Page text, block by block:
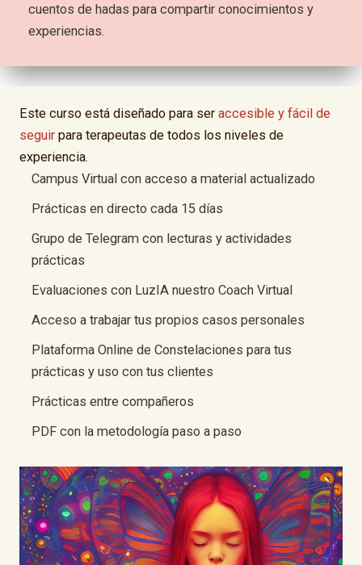
cuentos de hadas para compartir conocimientos y
experiencias.
Este curso está diseñado para seraccesible y fácil de
seguir para terapeutas de todos los niveles de
experiencia.
Campus Virtual con acceso a material actualizado
Prácticas en directo cada 15 días
Grupo de Telegram con lecturas y actividades
prácticas
Evaluaciones con LuzIA nuestro Coach Virtual
Acceso a trabajar tus propios casos personales
Plataforma Online de Constelaciones para tus
prácticas y uso con tus clientes
Prácticas entre compañeros
PDF con la metodología paso a paso